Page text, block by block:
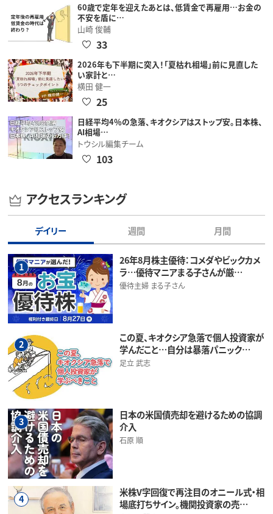
60歳で定年を迎えたあとは、低賃金で再雇用…お金の
不安を盾に…
山崎 俊輔
33
2026年も下半期に突入！「夏枯れ相場」前に見直した
い家計と…
横田 健一
25
日経平均4％の急落、キオクシアはストップ安。日本株、
AI相場…
トウシル編集チーム
103
アクセスランキング
デイリー 週間 月間
1
26年8月株主優待：コメダやビックカメ
ラ…優待マニアまる子さんが厳…
優待主婦 まる子さん
2
この夏、キオクシア急落で個人投資家が
学んだこと…自分は暴落パニック…
足立 武志
3
日本の米国債売却を避けるための協調
介入
石原 順
4
米株V字回復で再注目のオニール式・相
場底打ちサイン。機関投資家の売…